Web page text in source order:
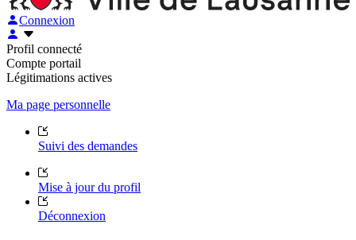
Connexion
Profil connecté
Compte portail
Légitimations actives
Ma page personnelle
Suivi des demandes
Mise à jour du profil
Déconnexion